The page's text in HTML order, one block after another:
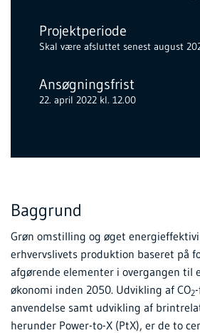
Projektperiode
Skal være afsluttet senest august
Ansøgningsfrist
22. april 2022 kl. 12.00
Baggrund
Grøn omstilling og øget
erhvervslivets produktion baseret på
afgørende elementer i overgangen til
økonomi inden 2050. Udvikling af CO2
anvendelse samt udvikling af
herunder Power-to-X (PtX), er de to